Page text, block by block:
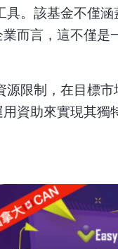
具。該基金不僅
而言，這不僅是
限制，在目標
資助來實現其獨